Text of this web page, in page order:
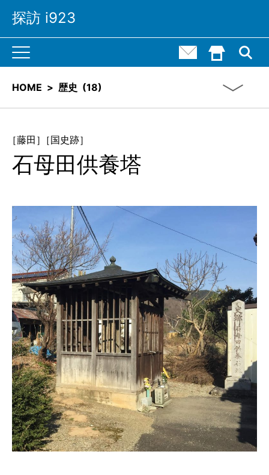
探訪 i923
a
i
N
a
i
t
i
o
n
お問い合わせ
HOME()
HOME > 歴史 (18)
［藤田］ ［国史跡］
石母田供養塔